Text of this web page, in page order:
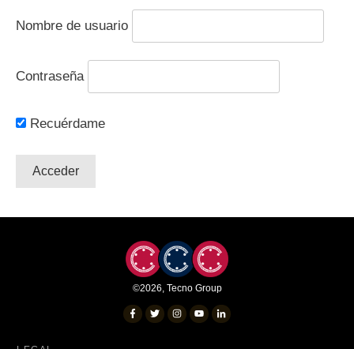
Nombre de usuario
Contraseña
Recuérdame
©2026 Tecno Group